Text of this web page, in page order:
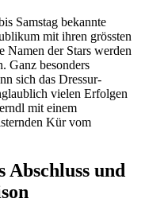
Samstag bekannte
mit ihren grössten
Namen der Stars werden
Ganz besonders
sich das Dressur-
vielen Erfolgen
mit einem
Kür vom
und